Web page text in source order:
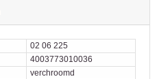
02 06 225
4003773010036
verchroomd